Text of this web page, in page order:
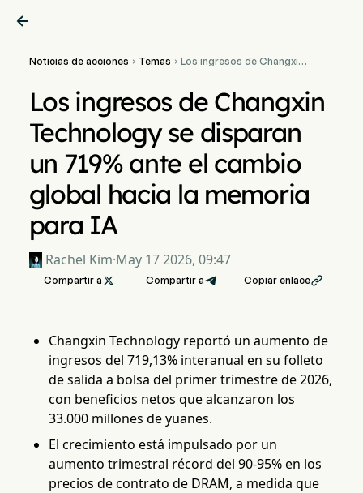

Noticias de acciones  Temas  Los ingresos de Changxin
global hacia la memoria
para IA
Los ingresos de Changxin
Technology se disparan
un 719% ante el cambio
global hacia la memoria
para IA
Rachel Kim·May 17 2026, 09:47
Compartir a  Compartir a Copiar enlace
Changxin Technology reportó un aumento de
ingresos del 719,13% interanual en su folleto
de salida a bolsa del primer trimestre de 2026,
con beneficios netos que alcanzaron los
33.000 millones de yuanes.
El crecimiento está impulsado por un
aumento trimestral récord del 90-95% en los
precios de contrato de DRAM, a medida que